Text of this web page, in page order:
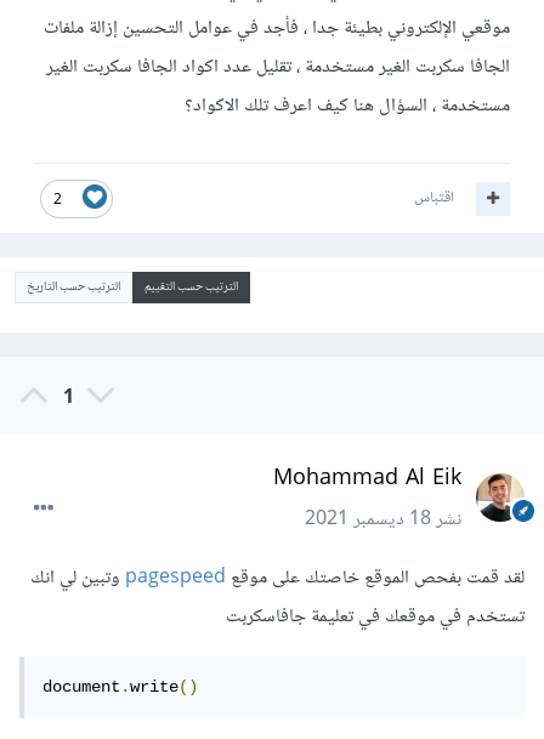
موقعي الإلكتروني بطيئة جدا ، فأجد في عوامل التحسين إزالة ملفات
الجافا سكربت الغير مستخدمة ، تقليل عدد اكواد الجافا سكربت الغير
مستخدمة ، السؤال هنا كيف اعرف تلك الاكواد؟
2 اقتباس
الترتيب حسب التقييم الترتيب حسب التاريخ
1
Mohammad Al Eik
نشر18 ديسمبر 2021
لقد قمت بفحص الموقع خاصتك على موقع pagespeedوتبين لي انك
تستخدم في موقعك في تعليمة جافاسكربت
document.write()